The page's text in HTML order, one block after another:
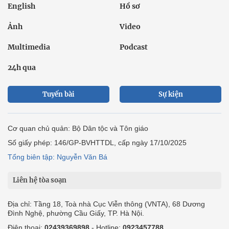
English Hồ sơ
Ảnh Video
Multimedia Podcast
24h qua
Tuyến bài Sự kiện
Cơ quan chủ quản: Bộ Dân tộc và Tôn giáo
Số giấy phép: 146/GP-BVHTTDL, cấp ngày 17/10/2025
Tổng biên tập: Nguyễn Văn Bá
Liên hệ tòa soạn
Địa chỉ: Tầng 18, Toà nhà Cục Viễn thông (VNTA), 68 Dương
Đình Nghệ, phường Cầu Giấy, TP. Hà Nội.